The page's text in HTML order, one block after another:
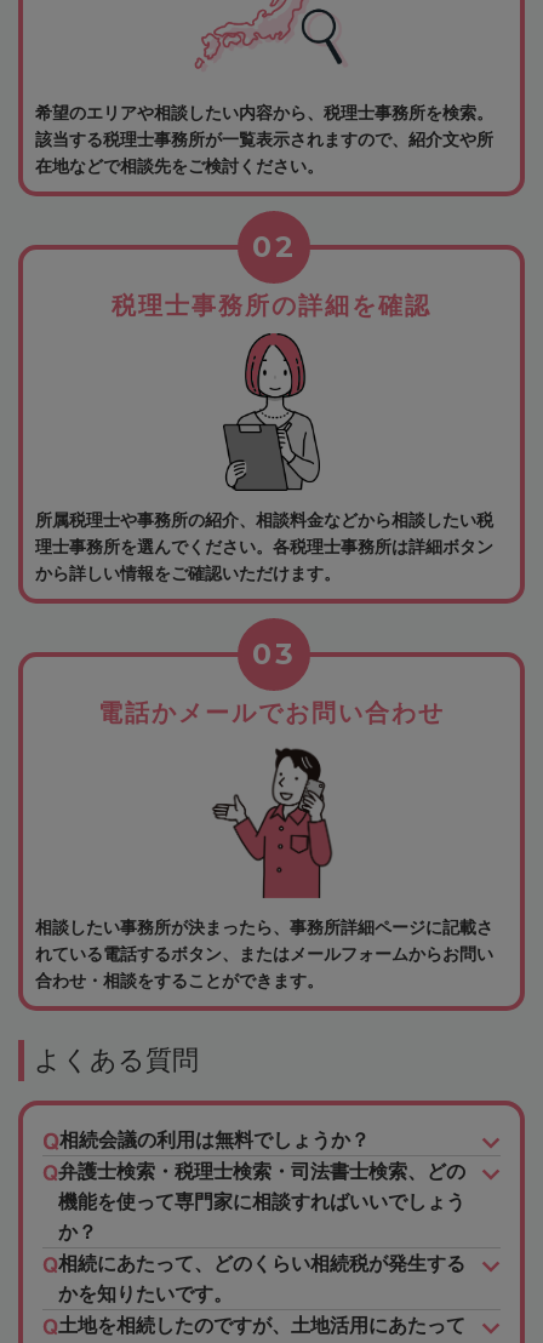
希望のエリアや相談したい内容から、税理士事務所を検索。
該当する税理士事務所が一覧表示されますので、紹介文や所
在地などで相談先をご検討ください。
税理士事務所の詳細を確認
02
所属税理士や事務所の紹介、相談料金などから相談したい税
理士事務所を選んでください。各税理士事務所は詳細ボタン
から詳しい情報をご確認いただけます。
電話かメールでお問い合わせ
03
相談したい事務所が決まったら、事務所詳細ページに記載さ
れている電話するボタン、またはメールフォームからお問い
合わせ・相談をすることができます。
よくある質問
相続会議の利用は無料でしょうか？
弁護士検索・税理士検索・司法書士検索、どの
機能を使って専門家に相談すればいいでしょう
か？
相続にあたって、どのくらい相続税が発生する
かを知りたいです。
土地を相続したのですが、土地活用にあたって